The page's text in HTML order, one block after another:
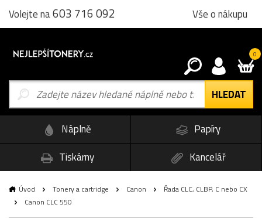
Volejte na603 716 092 Vše o nákupu
0
Náplně
Papíry
Tiskárny
Kancelář
Úvod Tonery a cartridge Canon
Řada CLC, CLBP, C nebo CX
Canon CLC 550